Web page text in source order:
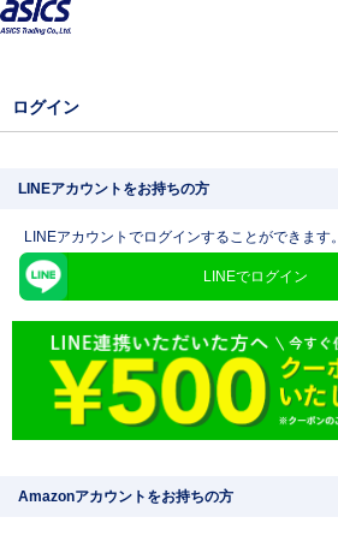
ログイン
LINEアカウントをお持ちの方
LINEアカウントでログインすることができます。
LINEでログイン
Amazonアカウントをお持ちの方